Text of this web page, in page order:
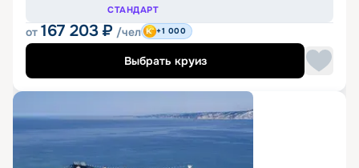
СТАНДАРТ
от 167 203 ₽ /чел +1 000
Выбрать круиз